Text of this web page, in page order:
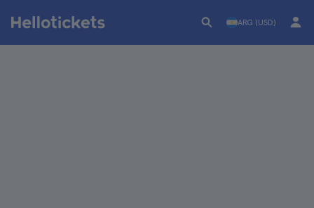
ARG (USD)